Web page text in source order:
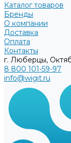
Каталог товаров
Бренды
О компании
Доставка
Оплата
Контакты
г. Люберцы,
8 800 101-59-97
info@wigit.ru